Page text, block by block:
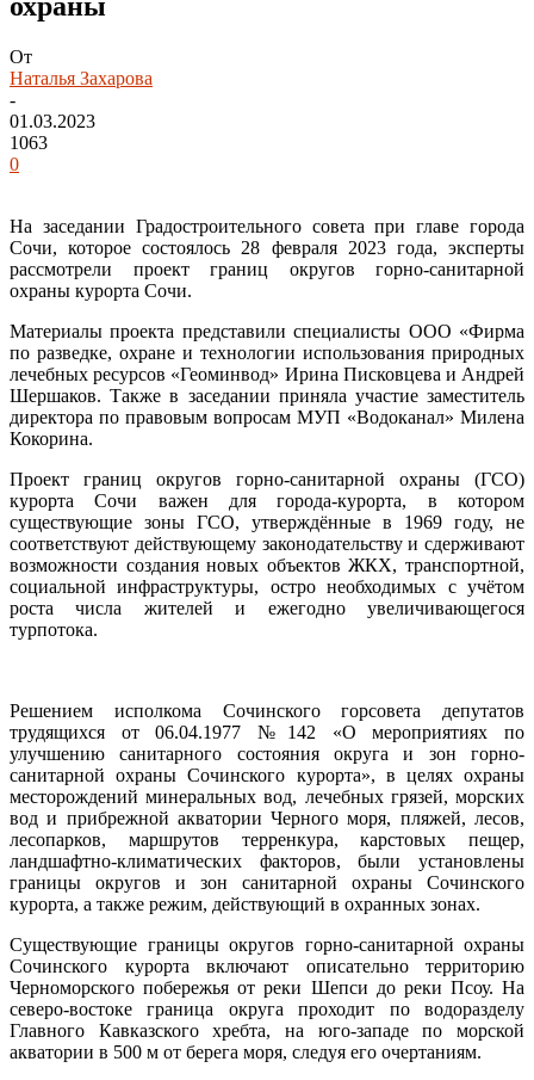
От
Наталья Захарова
-
01.03.2023
1063
0
На заседании Градостроительного совета при главе города
Сочи, которое состоялось 28 февраля 2023 года, эксперты
рассмотрели проект границ округов горно-санитарной
охраны курорта Сочи.
Материалы проекта представили специалисты ООО «Фирма
по разведке, охране и технологии использования природных
лечебных ресурсов «Геоминвод» Ирина Писковцева и Андрей
Шершаков. Также в заседании приняла участие заместитель
директора по правовым вопросам МУП «Водоканал» Милена
Кокорина.
Проект границ округов горно-санитарной охраны (ГСО)
курорта Сочи важен для города-курорта, в котором
существующие зоны ГСО, утверждённые в 1969 году, не
соответствуют действующему законодательству и сдерживают
возможности создания новых объектов ЖКХ, транспортной,
социальной инфраструктуры, остро необходимых с учётом
роста числа жителей и ежегодно увеличивающегося
турпотока.
Решением исполкома Сочинского горсовета депутатов
трудящихся от 06.04.1977 №142 «О мероприятиях по
улучшению санитарного состояния округа и зон горно-
санитарной охраны Сочинского курорта», в целях охраны
месторождений минеральных вод, лечебных грязей, морских
вод и прибрежной акватории Черного моря, пляжей, лесов,
лесопарков, маршрутов терренкура, карстовых пещер,
ландшафтно-климатических факторов, были установлены
границы округов и зон санитарной охраны Сочинского
курорта, а также режим, действующий в охранных зонах.
Существующие границы округов горно-санитарной охраны
Сочинского курорта включают описательно территорию
Черноморского побережья от реки Шепси до реки Псоу. На
северо-востоке граница округа проходит по водоразделу
Главного Кавказского хребта, на юго-западе по морской
акватории в 500 м от берега моря, следуя его очертаниям.